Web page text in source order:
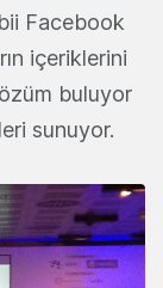
Facebook
içeriklerini
buluyor
sunuyor.